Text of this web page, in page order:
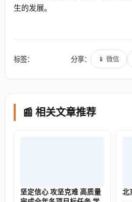
生的发展。
标签： 分享： 📱 微信
📰 相关文章推荐
坚定信心 攻坚克难 高质量
北